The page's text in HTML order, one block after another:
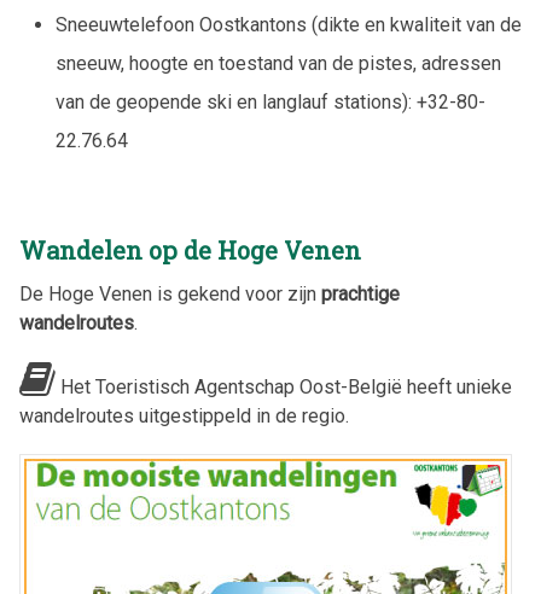
Sneeuwtelefoon Oostkantons (dikte en kwaliteit van de
sneeuw, hoogte en toestand van de pistes, adressen
van de geopende ski en langlauf stations): +32-80-
22.76.64
Wandelen op de Hoge Venen
De Hoge Venen is gekend voor zijn prachtige
wandelroutes.
Het Toeristisch Agentschap Oost-België heeft unieke
wandelroutes uitgestippeld in de regio.